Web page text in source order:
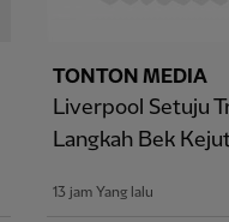
TONTON MEDIA
Liverpool Setuju
Langkah Bek
13 jam Yang lalu